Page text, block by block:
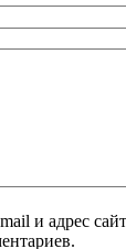
и адрес